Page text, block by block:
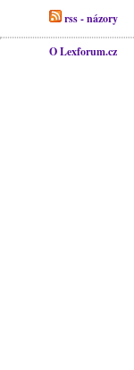
rss - názory
O Lexforum.cz